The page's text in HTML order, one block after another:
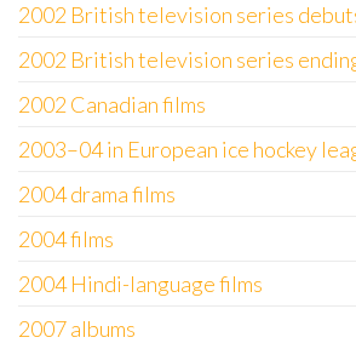
2002 British television series
2002 British television series
2002 Canadian films
2003–04 in European ice hockey
2004 drama films
2004 films
2004 Hindi-language films
2007 albums